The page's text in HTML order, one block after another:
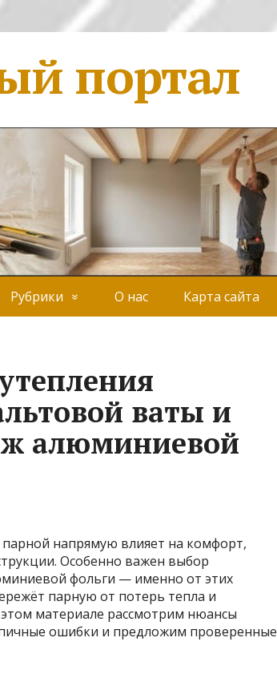
портал
Рубрики О нас Карта сайта
ваты и
алюминиевой
напрямую влияет на комфорт,
Особенно важен выбор
фольги — именно от этих
парную от потерь тепла и
материале рассмотрим нюансы
ошибки и предложим проверенные